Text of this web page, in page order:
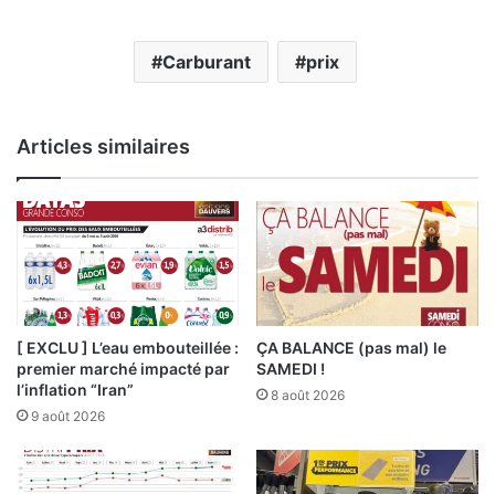
Carburant prix
Articles similaires
[ EXCLU ] L’eau embouteillée :
premier marché impacté par
l’inflation “Iran”
9 août 2026
ÇA BALANCE (pas mal) le
SAMEDI !
8 août 2026